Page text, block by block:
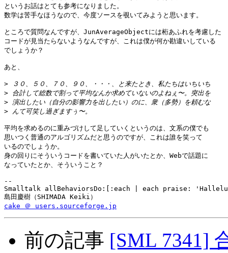
というお話はとても参考になりました。
数学は苦手なほうなので、今度ソースを覗いてみようと思います。
ところで質問なんですが、JunAverageObjectには桁あふれを考慮した
コードが見当たらないようなんですが、これは僕が何か勘違いしている
でしょうか？
あと、
>
>
>
>
平均を求めるのに重みづけして足していくというのは、文系の僕でも
思いつく普通のアルゴリズムだと思うのですが、これは誰を笑って
いるのでしょうか。
身の回りにそういうコードを書いていた人がいたとか、Webで話題に
なっていたとか、そういうこと？
--
Smalltalk allBehaviorsDo:[:each | each praise:
cake ＠ users.sourceforge.jp
前の記事 [SML 7341]